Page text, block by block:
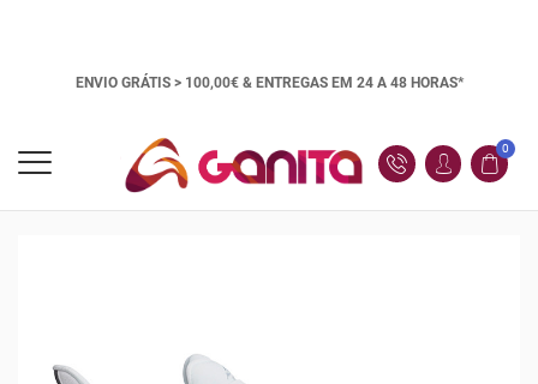
ENVIO GRÁTIS > 100,00€ & ENTREGAS EM 24 A 48 HORAS*
0